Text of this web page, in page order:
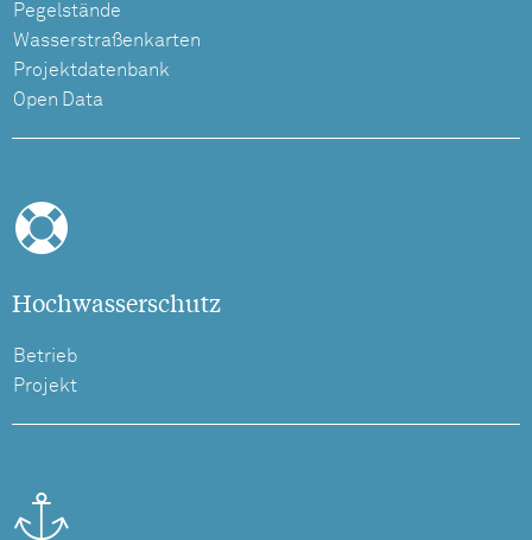
Pegelstände
Wasserstraßenkarten
Projektdatenbank
Open Data
Hochwasserschutz
Betrieb
Projekt